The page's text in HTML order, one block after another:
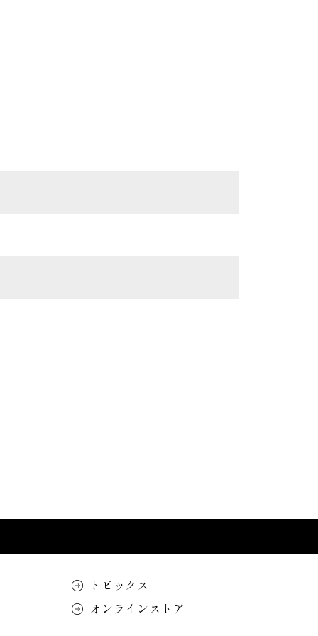
トピックス
オンラインストア